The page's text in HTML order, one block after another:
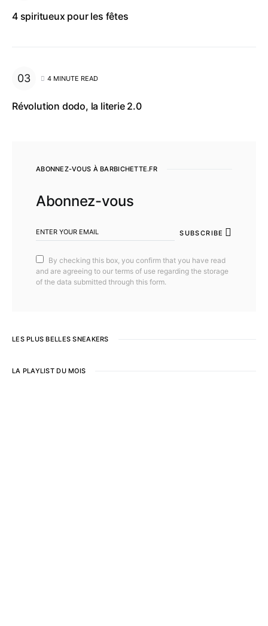
4 spiritueux pour les fêtes
4 MINUTE READ
Révolution dodo, la literie 2.0
ABONNEZ-VOUS À BARBICHETTE.FR
Abonnez-vous
SUBSCRIBE
By checking this box, you confirm that you have read
and are agreeing to our terms of use regarding the storage
of the data submitted through this form.
LES PLUS BELLES SNEAKERS
LA PLAYLIST DU MOIS